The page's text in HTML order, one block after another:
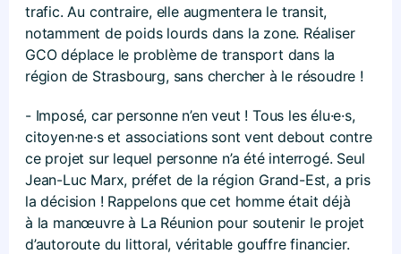
trafic. Au contraire, elle augmentera le transit,
notamment de poids lourds dans la zone. Réaliser
GCO déplace le problème de transport dans la
région de Strasbourg, sans chercher à le résoudre !
- Imposé, car personne n’en veut ! Tous les élu·e·s,
citoyen·ne·s et associations sont vent debout contre
ce projet sur lequel personne n’a été interrogé. Seul
Jean-Luc Marx, préfet de la région Grand-Est, a pris
la décision ! Rappelons que cet homme était déjà
à la manœuvre à La Réunion pour soutenir le projet
d’autoroute du littoral, véritable gouffre financier.